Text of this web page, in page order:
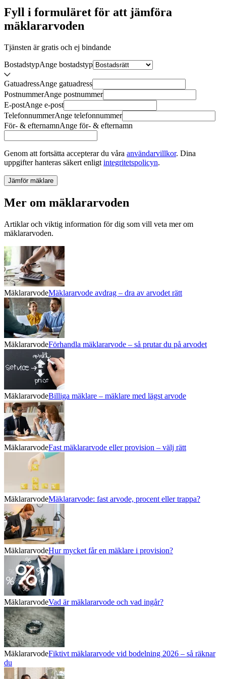
Fyll i formuläret för att jämföra
mäklararvoden
Tjänsten är gratis och ej bindande
BostadstypAnge bostadstyp
GatuadressAnge gatuadress
PostnummerAnge postnummer
E-postAnge e-post
TelefonnummerAnge telefonnummer
För- & efternamnAnge för- & efternamn
Genom att fortsätta accepterar du våra användarvillkor. Dina
uppgifter hanteras säkert enligt integritetspolicyn.
Jämför mäklare
Mer om mäklararvoden
Artiklar och viktig information för dig som vill veta mer om
mäklararvoden.
MäklararvodeMäklararvode avdrag – dra av arvodet rätt
MäklararvodeFörhandla mäklararvode – så prutar du på arvodet
MäklararvodeBilliga mäklare – mäklare med lägst arvode
MäklararvodeFast mäklararvode eller provision – välj rätt
MäklararvodeMäklararvode: fast arvode, procent eller trappa?
MäklararvodeHur mycket får en mäklare i provision?
MäklararvodeVad är mäklararvode och vad ingår?
MäklararvodeFiktivt mäklararvode vid bodelning 2026 – så räknar
du